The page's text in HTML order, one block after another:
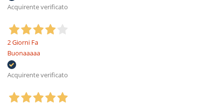
Acquirente verificato
2 Giorni Fa
Buonaaaaa
Acquirente verificato